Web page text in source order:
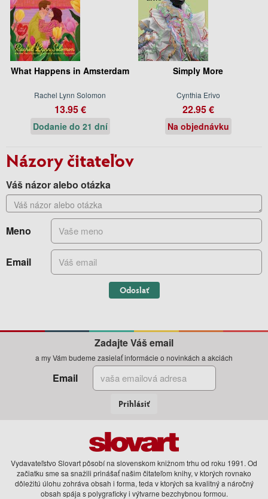
What Happens in Amsterdam
Rachel Lynn Solomon
13.95 €
Dodanie do 21 dní
Simply More
Cynthia Erivo
22.95 €
Na objednávku
Názory čitateľov
Váš názor alebo otázka
Meno
Email
Odoslať
Zadajte Váš email
a my Vám budeme zasielať informácie o novinkách a akciách
Email
Prihlásiť
Vydavateľstvo Slovart pôsobí na slovenskom knižnom trhu od roku 1991. Od
začiatku sme sa snažili prinášať našim čitateľom knihy, v ktorých rovnako
dôležitú úlohu zohráva obsah i forma, teda v ktorých sa kvalitný a náročný
obsah spája s polygraficky i výtvarne bezchybnou formou.